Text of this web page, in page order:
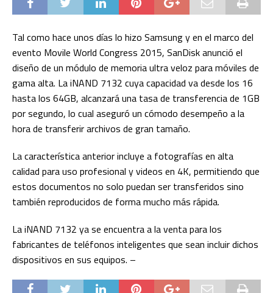
Tal como hace unos días lo hizo Samsung y en el marco del
evento Movile World Congress 2015, SanDisk anunció el
diseño de un módulo de memoria ultra veloz para móviles de
gama alta. La iNAND 7132 cuya capacidad va desde los 16
hasta los 64GB, alcanzará una tasa de transferencia de 1GB
por segundo, lo cual aseguró un cómodo desempeño a la
hora de transferir archivos de gran tamaño.
La característica anterior incluye a fotografías en alta
calidad para uso profesional y videos en 4K, permitiendo que
estos documentos no solo puedan ser transferidos sino
también reproducidos de forma mucho más rápida.
La iNAND 7132 ya se encuentra a la venta para los
fabricantes de teléfonos inteligentes que sean incluir dichos
dispositivos en sus equipos. –